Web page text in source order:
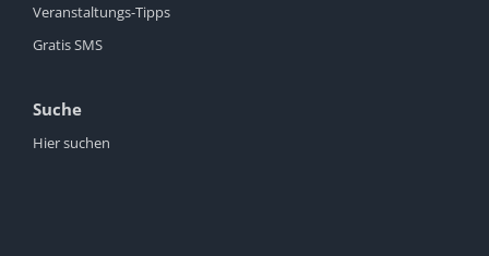
Veranstaltungs-Tipps
Gratis SMS
Suche
Hier suchen